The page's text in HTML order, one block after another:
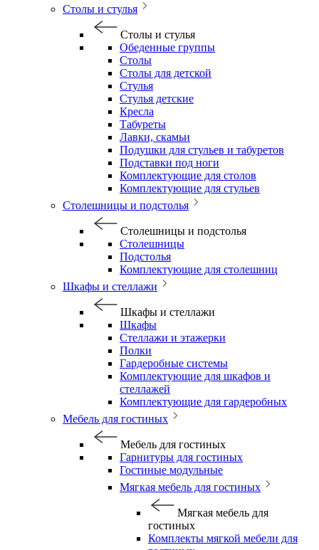
Столы и стулья
Столы и стулья
Обеденные группы
Столы
Столы для детской
Стулья
Стулья детские
Кресла
Табуреты
Лавки, скамьи
Подушки для стульев и табуретов
Подставки под ноги
Комплектующие для столов
Комплектующие для стульев
Столешницы и подстолья
Столешницы и подстолья
Столешницы
Подстолья
Комплектующие для столешниц
Шкафы и стеллажи
Шкафы и стеллажи
Шкафы
Стеллажи и этажерки
Полки
Гардеробные системы
Комплектующие для шкафов и
стеллажей
Комплектующие для гардеробных
Мебель для гостиных
Мебель для гостиных
Гарнитуры для гостиных
Гостиные модульные
Мягкая мебель для гостиных
Мягкая мебель для
гостиных
Комплекты мягкой мебели для